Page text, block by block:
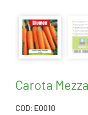
Carota
COD: E0010